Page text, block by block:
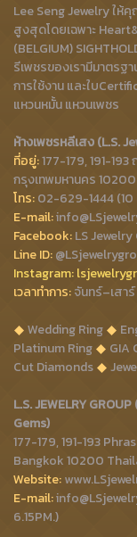
Lee Seng Jewelry ใ
สูงสุดโดยเฉพาะ
(BELGIUM)
รีเพชรของเรามีมาตร
การใช้งาน และใบ
แหวนหมั้น แหวนเพชร
ห้างเพชรหลีเสง (L.S.
ที่อยู่:177-179, 191-
กรุงเทพมหานคร 10200
โทร:02-629-1444 (10
E-mail:
Facebook:LS
Line ID:
Instagram:
เวลาทำการ:จันทร์–เสา
Wedding Ring
Platinum Ring
GIA
Cut Diamonds
L.S. JEWELRY
Gems)
177-179, 191-193
Bangkok 10200
Website:
E-mail:
6.15PM.)